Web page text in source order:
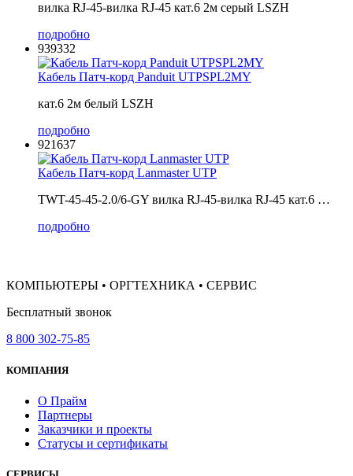
вилка RJ-45-вилка RJ-45 кат.6 2м серый LSZH
подробно
939332
Кабель Патч-корд Panduit UTPSPL2MY
кат.6 2м белый LSZH
подробно
921637
Кабель Патч-корд Lanmaster UTP
TWT-45-45-2.0/6-GY вилка RJ-45-вилка RJ-45 кат.6 …
подробно
КОМПЬЮТЕРЫ • ОРГТЕХНИКА • СЕРВИС
Бесплатный звонок
8 800 302-75-85
КОМПАНИЯ
О Прайм
Партнеры
Заказчики и проекты
Статусы и сертификаты